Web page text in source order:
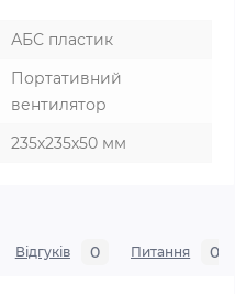
АБС пластик
Портативний
вентилятор
235х235х50 мм
Відгуків 0 Питання 0